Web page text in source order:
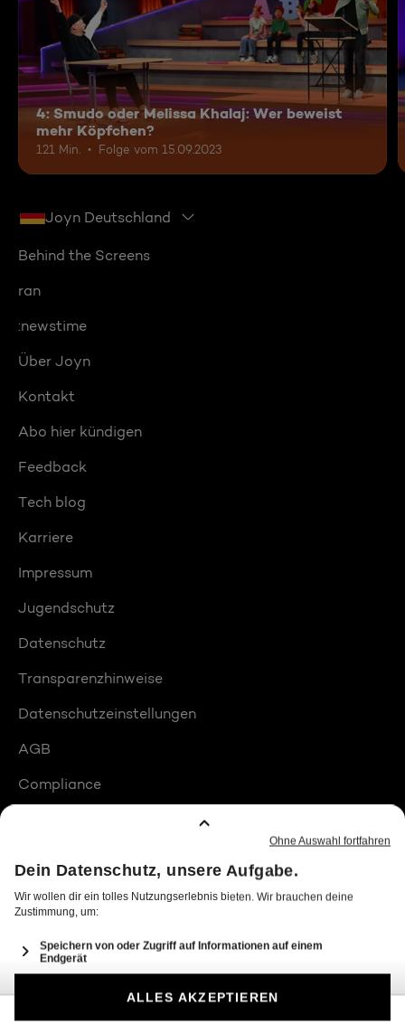
4: Smudo oder Melissa Khalaj: Wer beweist
mehr Köpfchen?
121 Min. Folge vom 15.09.2023
Joyn Deutschland
Behind the Screens
ran
:newstime
Über Joyn
Kontakt
Abo hier kündigen
Feedback
Tech blog
Karriere
Impressum
Jugendschutz
Datenschutz
Transparenzhinweise
Datenschutzeinstellungen
AGB
Compliance